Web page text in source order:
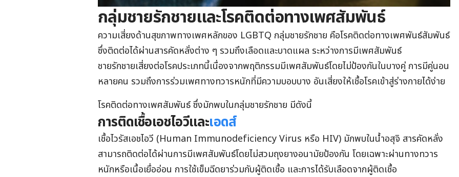
กลุ่มชายรักชายและโรคติดต่อทางเพศสัมพันธ์
ความเสี่ยงด้านสุขภาพทางเพศหลักของ LGBTQ กลุ่มชายรักชาย คือโรคติดต่อทางเพศพันธ์สัมพันธ์
ซึ่งติดต่อได้ผ่านสารคัดหลั่งต่าง ๆ รวมถึงเลือดและบาดแผล ระหว่างการมีเพศสัมพันธ์
ชายรักชายเสี่ยงต่อโรคประเภทนี้เนื่องจากพฤติกรรมมีเพศสัมพันธ์โดยไม่ป้องกันในบางคู่ การมีคู่นอน
หลายคน รวมถึงการร่วมเพศทางทวารหนักที่มีความบอบบาง อันเสี่ยงให้เชื้อโรคเข้าสู่ร่างกายได้ง่าย
โรคติดต่อทางเพศสัมพันธ์ ซึ่งมักพบในกลุ่มชายรักชาย มีดังนี้
การติดเชื้อเอชไอวีและเอดส์
เชื้อไวรัสเอชไอวี (Human Immunodeficiency Virus หรือ HIV) มักพบในน้ำอสุจิ สารคัดหลั่ง
สามารถติดต่อได้ผ่านการมีเพศสัมพันธ์โดยไม่สวมถุงยางอนามัยป้องกัน โดยเฉพาะผ่านทางทวาร
หนักหรือเนื้อเยื่ออ่อน การใช้เข็มฉีดยาร่วมกับผู้ติดเชื้อ และการได้รับเลือดจากผู้ติดเชื้อ